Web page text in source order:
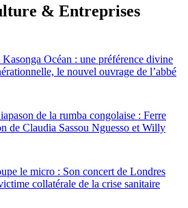
& Entreprises
Océan : une préférence divine
le nouvel ouvrage de l’abbé
de la rumba congolaise : Ferre
de Claudia Sassou Nguesso et Willy
le micro : Son concert de Londres
collatérale de la crise sanitaire